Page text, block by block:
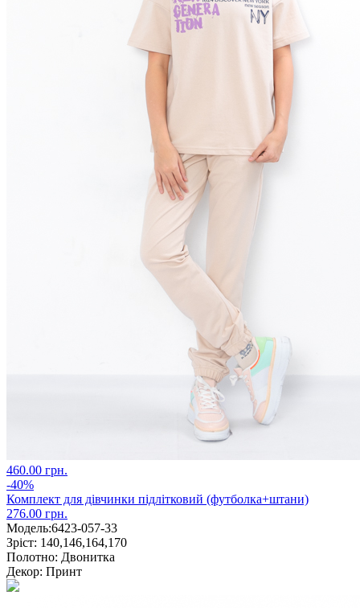
460.00 грн.
-40%
Комплект для дівчинки підлітковий (футболка+штани)
276.00 грн.
Модель:6423-057-33
Зріст: 140,146,164,170
Полотно: Двонитка
Декор: Принт